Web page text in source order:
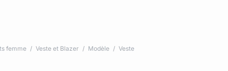
femme Veste et Blazer Modèle Veste